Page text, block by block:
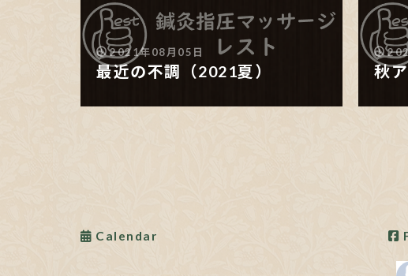
2021年08月05日
最近の不調（2021夏） 秋
Calendar